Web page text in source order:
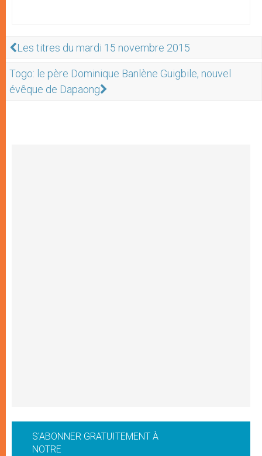
Les titres du mardi 15 novembre 2015
Togo: le père Dominique Banlène Guigbile, nouvel
évêque de Dapaong
S'ABONNER GRATUITEMENT À
NOTRE